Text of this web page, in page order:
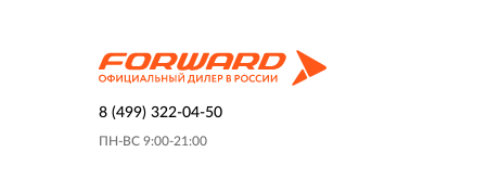
8 (499) 322-04-50
ПН-ВС 9:00-21:00